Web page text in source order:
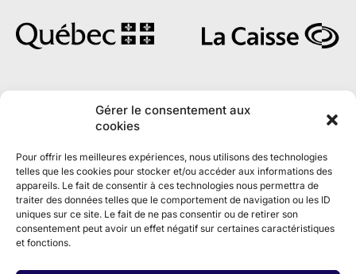
Gérer le consentement aux
cookies
Pour offrir les meilleures expériences, nous utilisons des technologies
telles que les cookies pour stocker et/ou accéder aux informations des
appareils. Le fait de consentir à ces technologies nous permettra de
traiter des données telles que le comportement de navigation ou les ID
uniques sur ce site. Le fait de ne pas consentir ou de retirer son
consentement peut avoir un effet négatif sur certaines caractéristiques
et fonctions.
En partenariat avec